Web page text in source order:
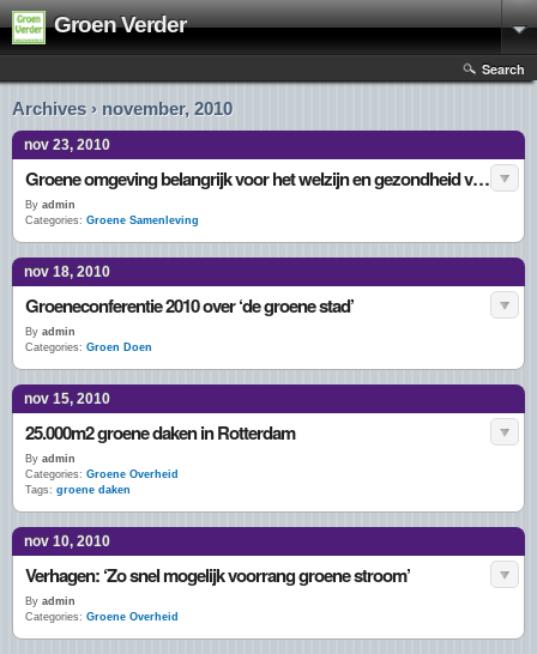
Groen Verder
Search
Archives › november, 2010
nov 23, 2010
Groene omgeving belangrijk voor het welzijn en gezondheid van burgers
By admin
Categories: Groene Samenleving
nov 18, 2010
Groeneconferentie 2010 over ‘de groene stad’
By admin
Categories: Groen Doen
nov 15, 2010
25.000m2 groene daken in Rotterdam
By admin
Categories: Groene Overheid
Tags: groene daken
nov 10, 2010
Verhagen: ‘Zo snel mogelijk voorrang groene stroom’
By admin
Categories: Groene Overheid